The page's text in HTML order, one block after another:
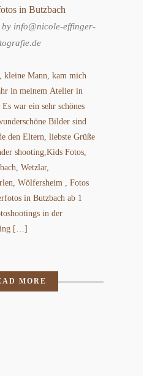
in Butzbach
info@nicole-effinger-
kleine Mann, kam mich
in meinem Atelier in
war ein sehr schönes
Bilder sind
den Eltern, liebste Grüße
shooting,Kids Fotos,
Wetzlar,
Wölfersheim , Fotos
in Butzbach ab 1
in der
[…]
MORE